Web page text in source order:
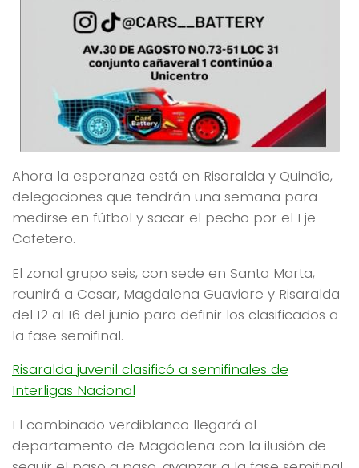
Ahora la esperanza está en Risaralda y Quindío,
delegaciones que tendrán una semana para
medirse en fútbol y sacar el pecho por el Eje
Cafetero.
El zonal grupo seis, con sede en Santa Marta,
reunirá a Cesar, Magdalena Guaviare y Risaralda
del 12 al 16 del junio para definir los clasificados a
la fase semifinal.
Risaralda juvenil clasificó a semifinales de
Interligas Nacional
El combinado verdiblanco llegará al
departamento de Magdalena con la ilusión de